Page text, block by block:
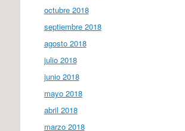
octubre 2018
septiembre 2018
agosto 2018
julio 2018
junio 2018
mayo 2018
abril 2018
marzo 2018